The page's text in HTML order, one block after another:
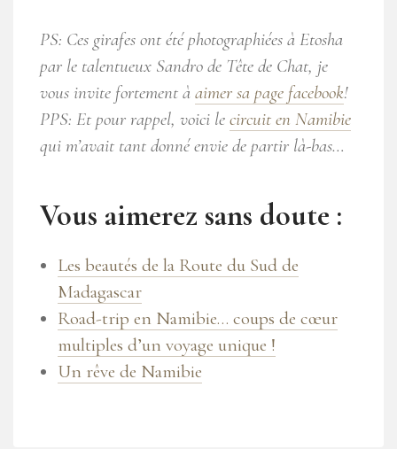
PS: Ces girafes ont été photographiées à Etosha
par le talentueux Sandro de Tête de Chat, je
vous invite fortement à aimer sa page facebook!
PPS: Et pour rappel, voici le circuit en Namibie
qui m’avait tant donné envie de partir là-bas…
Vous aimerez sans doute :
Les beautés de la Route du Sud de
Madagascar
Road-trip en Namibie… coups de cœur
multiples d’un voyage unique !
Un rêve de Namibie